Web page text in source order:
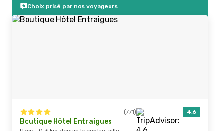
Choix prisé par nos voyageurs
(771) 4,6
Boutique Hôtel Entraigues